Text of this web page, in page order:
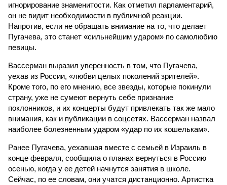
игнорирование знаменитости. Как отметил парламентарий,
он не видит необходимости в публичной реакции.
Напротив, если не обращать внимание на то, что делает
Пугачева, это станет «сильнейшим ударом» по самолюбию
певицы.
Вассерман выразил уверенность в том, что Пугачева,
уехав из России, «любви целых поколений зрителей».
Кроме того, по его мнению, все звезды, которые покинули
страну, уже не сумеют вернуть себе признание
поклонников, и их концерты будут привлекать так же мало
внимания, как и публикации в соцсетях. Вассерман назвал
наиболее болезненным ударом «удар по их кошелькам».
Ранее Пугачева, уехавшая вместе с семьей в Израиль в
конце февраля, сообщила о планах вернуться в Россию
осенью, когда у ее детей начнутся занятия в школе.
Сейчас, по ее словам, они учатся дистанционно. Артистка